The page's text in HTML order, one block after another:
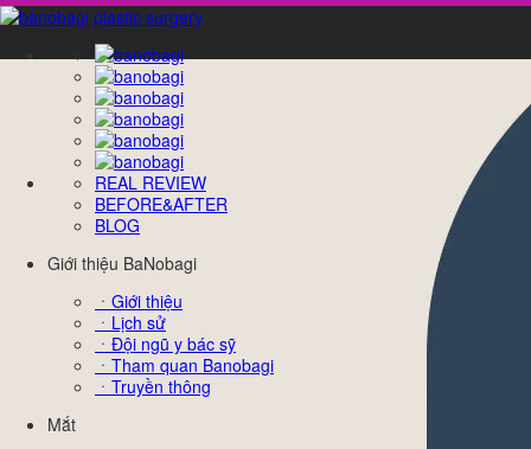
REAL REVIEW
BEFORE&AFTER
BLOG
Giới thiệu BaNobagi
ㆍGiới thiệu
ㆍLịch sử
ㆍĐội ngũ y bác sỹ
ㆍTham quan Banobagi
ㆍTruyền thông
Mắt